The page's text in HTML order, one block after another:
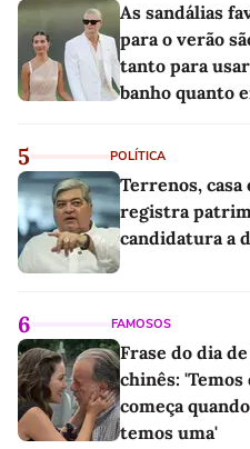
As sandálias
para o verão
tanto para
banho quanto
5 POLÍTICA
Terrenos,
registra
candidatura a
6 FAMOSOS
Frase do dia
chinês: 'Temos
começa
temos uma'